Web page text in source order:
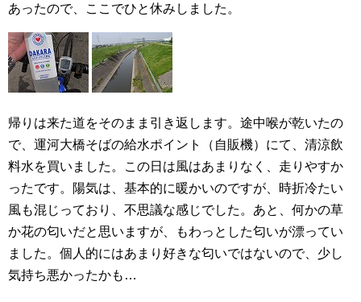
あったので、ここでひと休みしました。
帰りは来た道をそのまま引き返します。途中喉が乾いたの
で、運河大橋そばの給水ポイント（自販機）にて、清涼飲
料水を買いました。この日は風はあまりなく、走りやすか
ったです。陽気は、基本的に暖かいのですが、時折冷たい
風も混じっており、不思議な感じでした。あと、何かの草
か花の匂いだと思いますが、もわっとした匂いが漂ってい
ました。個人的にはあまり好きな匂いではないので、少し
気持ち悪かったかも…